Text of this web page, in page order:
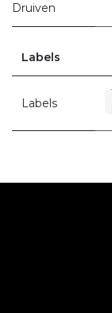
Druiven
Labels
Labels